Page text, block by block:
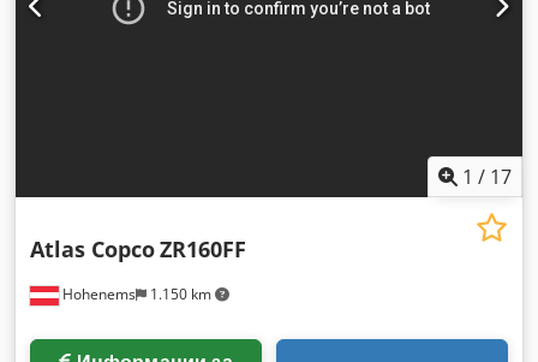
1 / 17
Hohenems 1.150 km
Atlas CopcoZR160FF